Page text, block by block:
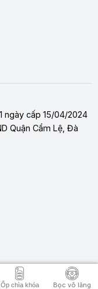
ngày cấp 15/04/2024
Quận Cẩm Lệ, Đà
Xe Vip
Ốp chìa khóa Bọc vô lăng